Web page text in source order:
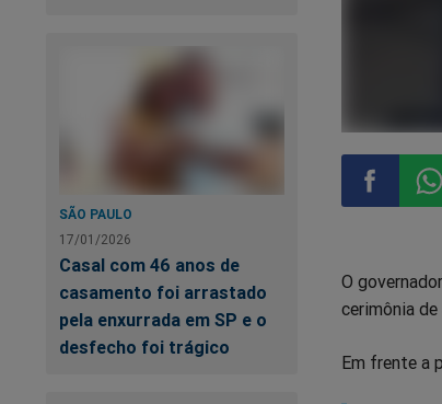
SÃO PAULO
17/01/2026
Casal com 46 anos de
casamento foi arrastado
pela enxurrada em SP e o
desfecho foi trágico
no
no
O
cerimônia
Em frente a